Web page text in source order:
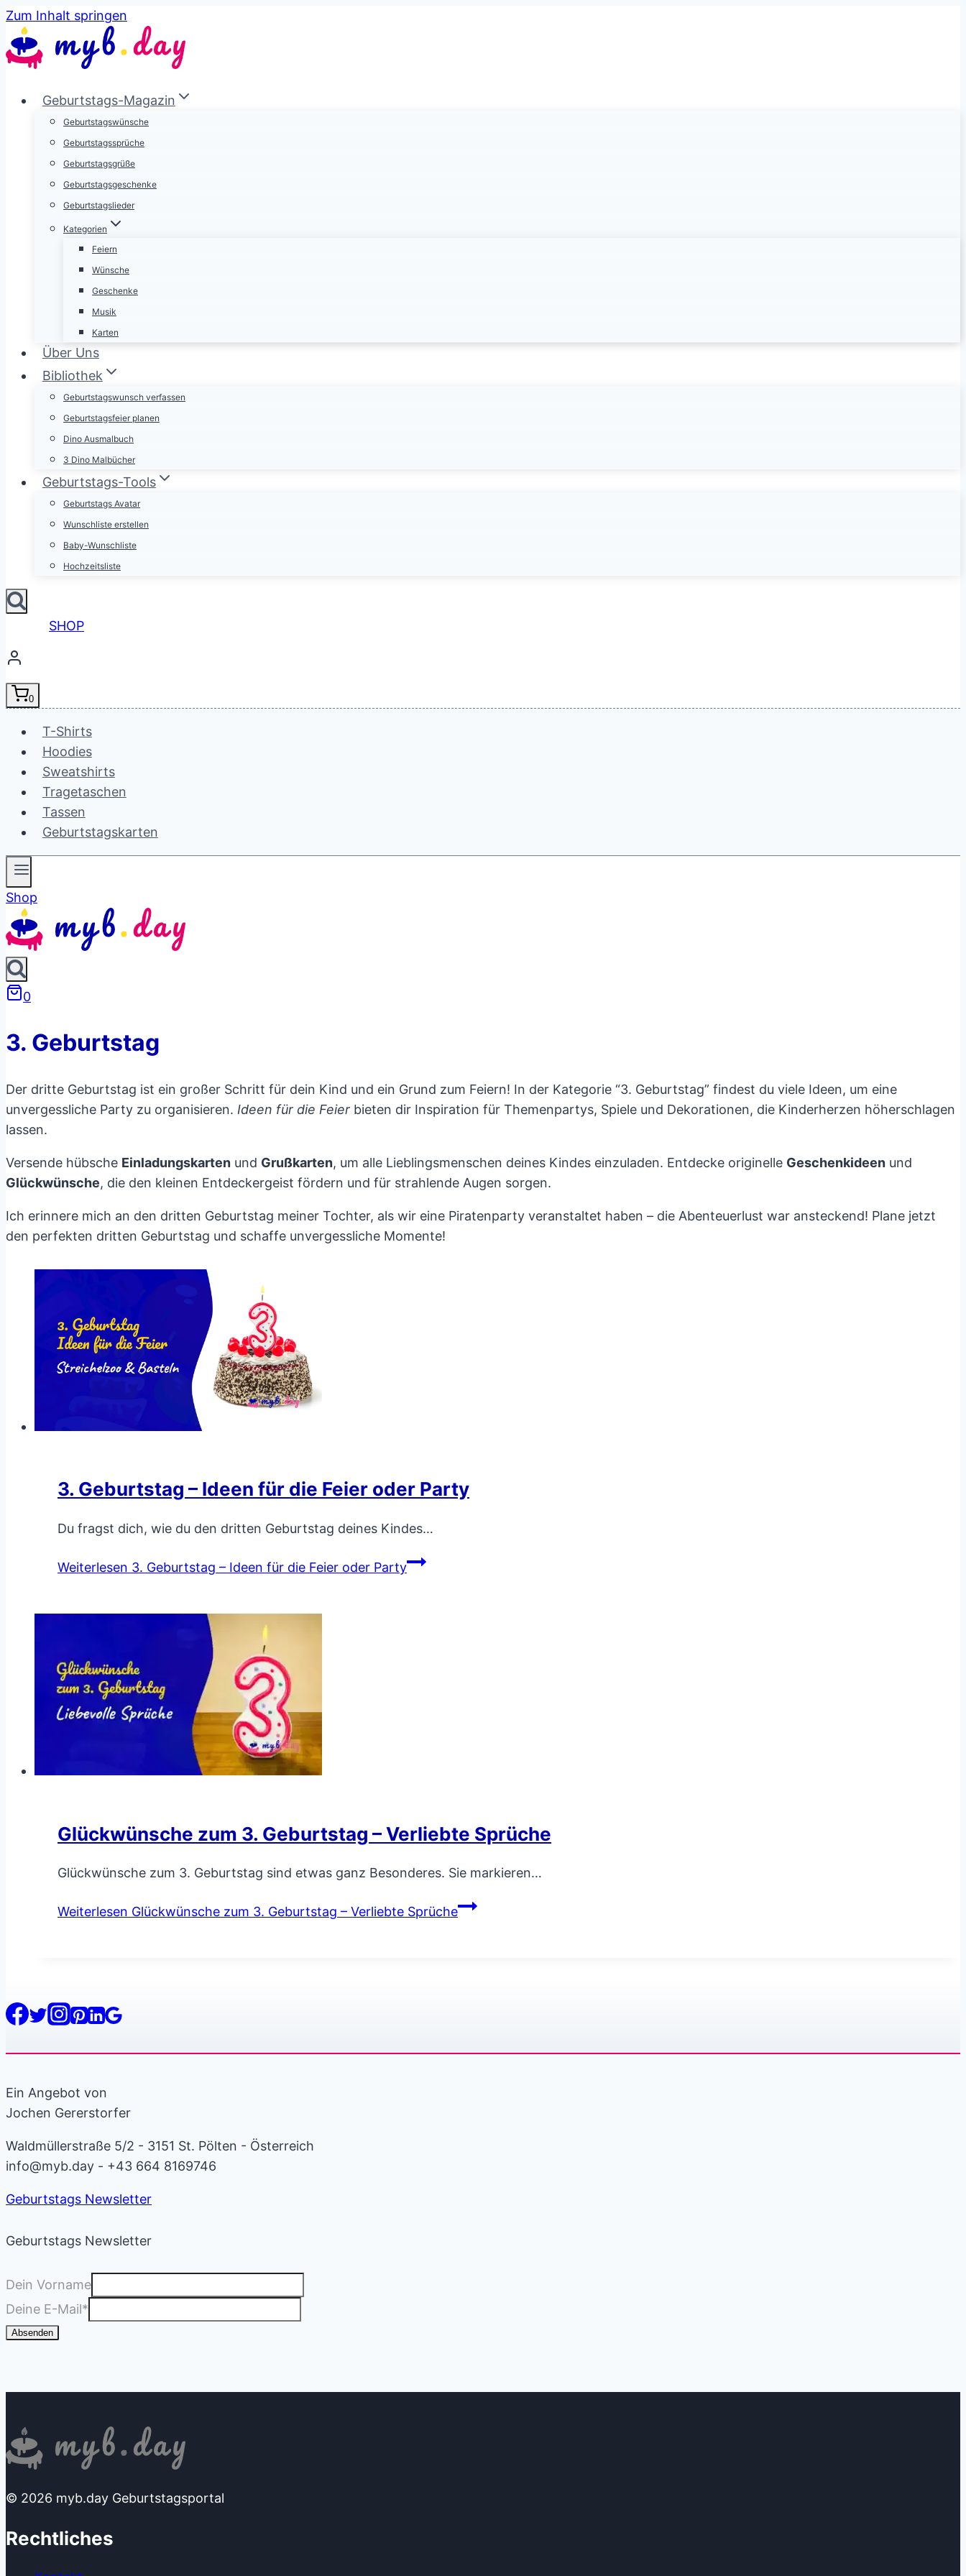
Zum Inhalt springen
Geburtstags-Magazin
Geburtstagswünsche
Geburtstagssprüche
Geburtstagsgrüße
Geburtstagsgeschenke
Geburtstagslieder
Kategorien
Feiern
Wünsche
Geschenke
Musik
Karten
Über Uns
Bibliothek
Geburtstagswunsch verfassen
Geburtstagsfeier planen
Dino Ausmalbuch
3 Dino Malbücher
Geburtstags-Tools
Geburtstags Avatar
Wunschliste erstellen
Baby-Wunschliste
Hochzeitsliste
SHOP
0
T-Shirts
Hoodies
Sweatshirts
Tragetaschen
Tassen
Geburtstagskarten
Shop
0
3. Geburtstag
Der dritte Geburtstag ist ein großer Schritt für dein Kind und ein Grund zum Feiern! In der Kategorie “3. Geburtstag” findest du viele Ideen, um eine
unvergessliche Party zu organisieren. Ideen für die Feier bieten dir Inspiration für Themenpartys, Spiele und Dekorationen, die Kinderherzen höherschlagen
lassen.
Versende hübsche Einladungskarten und Grußkarten, um alle Lieblingsmenschen deines Kindes einzuladen. Entdecke originelle Geschenkideen und
Glückwünsche, die den kleinen Entdeckergeist fördern und für strahlende Augen sorgen.
Ich erinnere mich an den dritten Geburtstag meiner Tochter, als wir eine Piratenparty veranstaltet haben – die Abenteuerlust war ansteckend! Plane jetzt
den perfekten dritten Geburtstag und schaffe unvergessliche Momente!
3. Geburtstag – Ideen für die Feier oder Party
Du fragst dich, wie du den dritten Geburtstag deines Kindes…
Weiterlesen 3. Geburtstag – Ideen für die Feier oder Party
Glückwünsche zum 3. Geburtstag – Verliebte Sprüche
Glückwünsche zum 3. Geburtstag sind etwas ganz Besonderes. Sie markieren…
Weiterlesen Glückwünsche zum 3. Geburtstag – Verliebte Sprüche
Ein Angebot von
Jochen Gererstorfer
Waldmüllerstraße 5/2 - 3151 St. Pölten - Österreich
info@myb.day - +43 664 8169746
Geburtstags Newsletter
Geburtstags Newsletter
Dein Vorname
Deine E-Mail*
Absenden
© 2026 myb.day Geburtstagsportal
Rechtliches